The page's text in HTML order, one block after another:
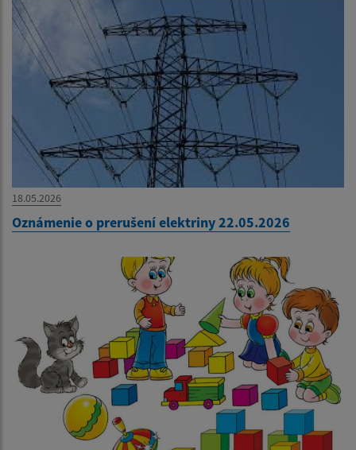
18.05.2026
Oznámenie o prerušení elektriny 22.05.2026